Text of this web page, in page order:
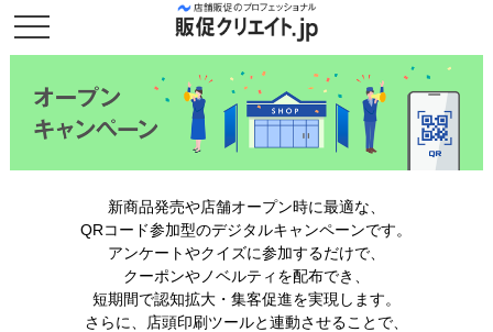
新商品発売や店舗オープン時に最適な、
QRコード参加型のデジタルキャンペーンです。
アンケートやクイズに参加するだけで、
クーポンやノベルティを配布でき、
短期間で認知拡大・集客促進を実現します。
さらに、店頭印刷ツールと連動させることで、